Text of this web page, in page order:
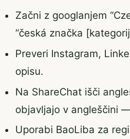
Začni z googlanjem
“česká značka
Preveri Instagram,
opisu.
Na ShareChat išči
objavljajo v angleščini
Uporabi BaoLiba za